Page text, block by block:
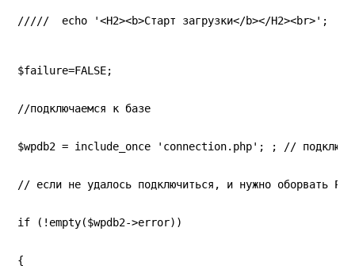
/////  echo '<H2><b>Старт загрузки</b></H2><br>';
$failure=FALSE;
//подключаемся к базе
$wpdb2 = include_once 'connection.php'; ; //
// если не удалось подключиться, и нужно оборвать
if (!empty($wpdb2->error))
{